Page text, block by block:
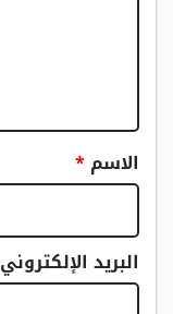
الاسم*
البريد الإلكتروني